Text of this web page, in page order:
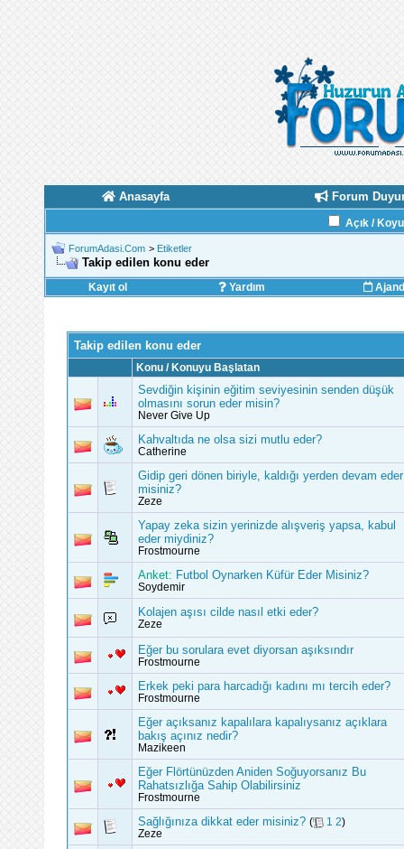
Anasayfa Forum
Açık /
ForumAdasi.Com > Etiketler
Takip edilen konu eder
Kayıt ol Yardım
Takip edilen konu eder
Konu / Konuyu Başlatan
Sevdiğin kişinin eğitim seviyesinin senden düşük
olmasını sorun eder misin?
Never Give Up
Kahvaltıda ne olsa sizi mutlu eder?
Catherine
Gidip geri dönen biriyle, kaldığı yerden devam eder
misiniz?
Zeze
Yapay zeka sizin yerinizde alışveriş yapsa, kabul
eder miydiniz?
Frostmourne
Anket: Futbol Oynarken Küfür Eder Misiniz?
Soydemir
Kolajen aşısı cilde nasıl etki eder?
Zeze
Eğer bu sorulara evet diyorsan aşıksındır
Frostmourne
Erkek peki para harcadığı kadını mı tercih eder?
Frostmourne
Eğer açıksanız kapalılara kapalıysanız açıklara
bakış açınız nedir?
Mazikeen
Eğer Flörtünüzden Aniden Soğuyorsanız Bu
Rahatsızlığa Sahip Olabilirsiniz
Frostmourne
Sağlığınıza dikkat eder misiniz? ( 1 2)
Zeze